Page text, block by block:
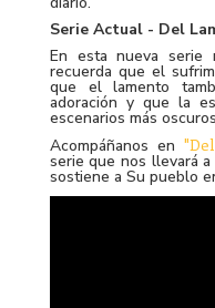
Serie Actual - Del
En esta nueva serie
recuerda que el
que el lamento
adoración y que la
escenarios más
Acompáñanos en
serie que nos llevará
sostiene a Su pueblo